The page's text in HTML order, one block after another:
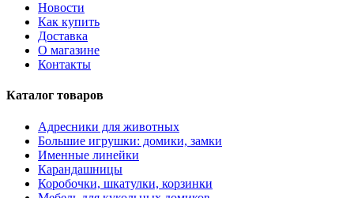
Новости
Как купить
Доставка
О магазине
Контакты
Каталог товаров
Адресники для животных
Большие игрушки: домики, замки
Именные линейки
Карандашницы
Коробочки, шкатулки, корзинки